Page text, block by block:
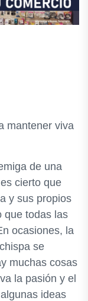
mantener viva
de una
cierto que
y sus propios
que todas las
ocasiones, la
se
muchas cosas
la pasión y el
ideas